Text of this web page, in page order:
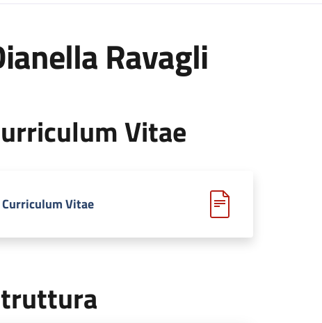
Ravagli
Vitae
Curriculum Vitae